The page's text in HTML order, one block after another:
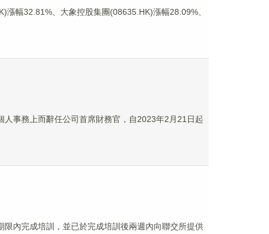
漲幅32.81%、大象控股集團(08635.HK)漲幅28.09%、
人事務上而辭任公司首席財務官，自2023年2月21日起
限內完成培訓，並已於完成培訓後兩週內向聯交所提供